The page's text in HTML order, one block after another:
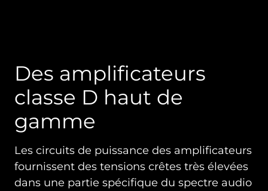
Des amplificateurs
classe D haut de
gamme
Les circuits de puissance des amplificateurs
fournissent des tensions crêtes très élevées
dans une partie spécifique du spectre audio